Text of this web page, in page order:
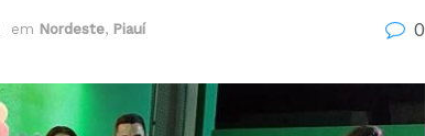
em Nordeste, Piauí 0